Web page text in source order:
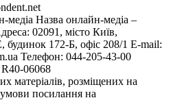
медіа Назва онлайн-медіа –
02091, місто Київ,
172-Б, офіс 208/1 E-mail:
Телефон: 044-205-43-00
R40-06068
матеріалів, розміщених на
умови посилання на